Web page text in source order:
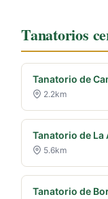
Tanatorios
Tanatorio de
2.2km
Tanatorio de La
5.6km
Tanatorio de